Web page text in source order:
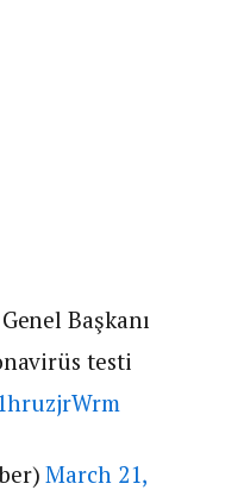
Başkanı
testi
March 21,